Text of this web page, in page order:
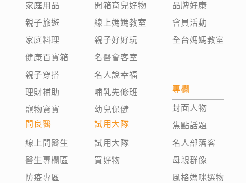
家庭用品
親子旅遊
家庭料理
健康百寶箱
親子穿搭
理財補助
寵物寶寶
問良醫
線上問醫生
醫生專欄區
防疫專區
開箱育兒好物
線上媽媽教室
親子好好玩
名醫會客室
名人說幸福
哺乳先修班
幼兒保健
試用大隊
試用大隊
買好物
品牌好康
會員活動
全台媽媽教室
專欄
封面人物
焦點話題
名人部落客
母親群像
風格媽咪選物